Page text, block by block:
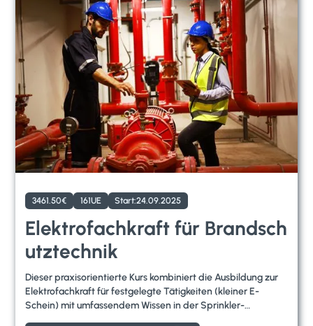
3461.50€ 161UE Start:24.09.2025
Elektrofachkraft für Brandsch
utztechnik
Dieser praxisorientierte Kurs kombiniert die Ausbildung zur
Elektrofachkraft für festgelegte Tätigkeiten (kleiner E-
Schein) mit umfassendem Wissen in der Sprinkler-